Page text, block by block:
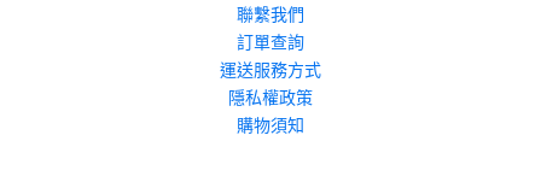
聯繫我們
訂單查詢
運送服務方式
隱私權政策
購物須知